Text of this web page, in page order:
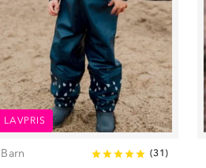
LAVPRIS
Barn (31 )